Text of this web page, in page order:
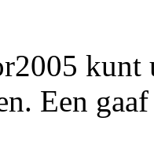
kunt
Een